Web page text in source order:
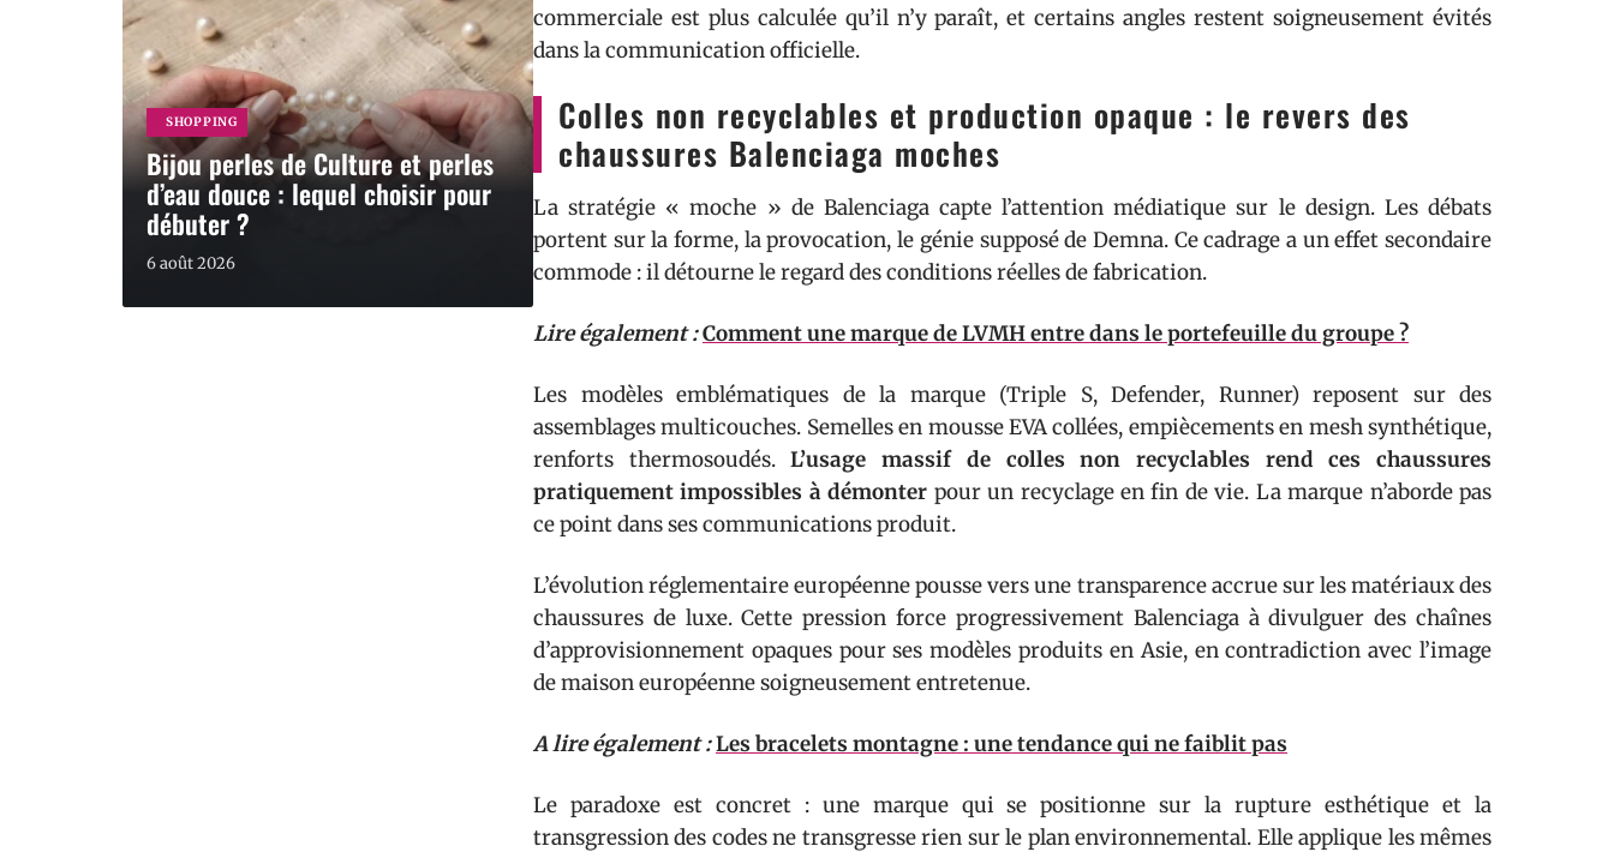
SHOPPING
Bijou perles de Culture et perles
d’eau douce : lequel choisir pour
débuter ?
6 août 2026
commerciale est plus calculée qu’il n’y paraît, et certains angles restent soigneusement évités
dans la communication officielle.
Colles non recyclables et production opaque : le revers des
chaussures Balenciaga moches
La stratégie « moche » de Balenciaga capte l’attention médiatique sur le design. Les débats
portent sur la forme, la provocation, le génie supposé de Demna. Ce cadrage a un effet secondaire
commode : il détourne le regard des conditions réelles de fabrication.
Lire également :Comment une marque de LVMH entre dans le portefeuille du groupe ?
Les modèles emblématiques de la marque (Triple S, Defender, Runner) reposent sur des
assemblages multicouches. Semelles en mousse EVA collées, empiècements en mesh synthétique,
renforts thermosoudés.L’usage massif de colles non recyclables rend ces chaussures
pratiquement impossibles à démonter pour un recyclage en fin de vie. La marque n’aborde pas
ce point dans ses communications produit.
L’évolution réglementaire européenne pousse vers une transparence accrue sur les matériaux des
chaussures de luxe. Cette pression force progressivement Balenciaga à divulguer des chaînes
d’approvisionnement opaques pour ses modèles produits en Asie, en contradiction avec l’image
de maison européenne soigneusement entretenue.
A lire également :Les bracelets montagne : une tendance qui ne faiblit pas
Le paradoxe est concret : une marque qui se positionne sur la rupture esthétique et la
transgression des codes ne transgresse rien sur le plan environnemental. Elle applique les mêmes